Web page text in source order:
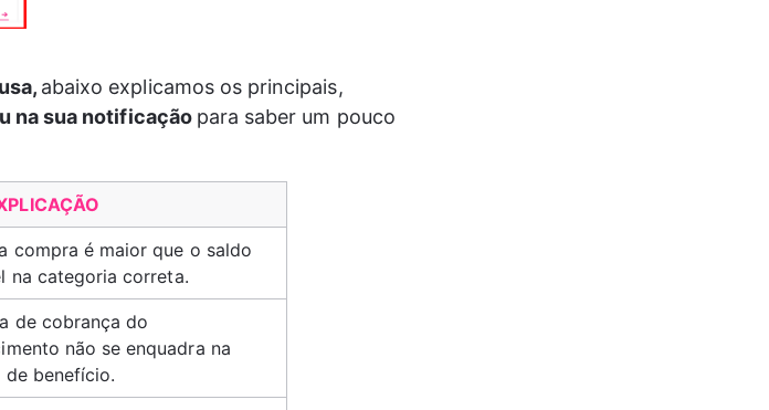
abaixo explicamos os principais,
na sua notificação para saber um pouco
compra é maior que o saldo
na categoria correta.
de cobrança do
não se enquadra na
benefício.